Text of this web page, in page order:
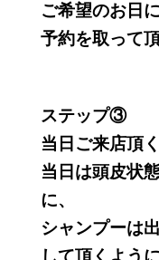
ご希望のお日
予約を取って
ステップ③
当日ご来店頂く
当日は頭皮状
に、
シャンプーは
して頂くよう